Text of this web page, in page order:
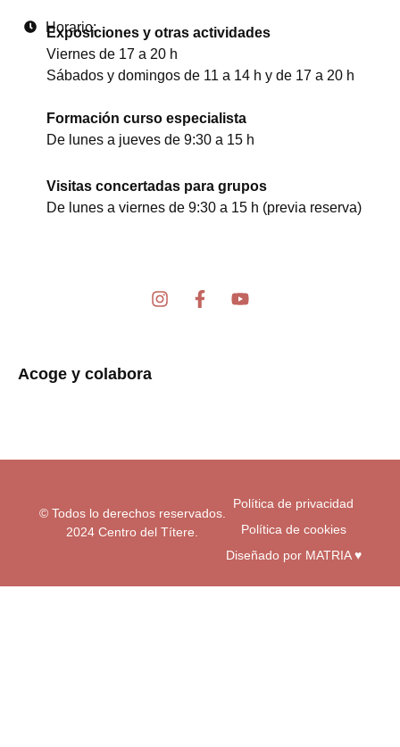
Horario:
Exposiciones y otras actividades
Viernes de 17 a 20 h
Sábados y domingos de 11 a 14 h y de 17 a 20 h
Formación curso especialista
De lunes a jueves de 9:30 a 15 h
Visitas concertadas para grupos
De lunes a viernes de 9:30 a 15 h (previa reserva)
I
F
f
Y
Acoge y colabora
© Todos lo derechos reservados.
2024 Centro del Títere.
Política de privacidad
Política de cookies
Diseñado por MATRIA ♥